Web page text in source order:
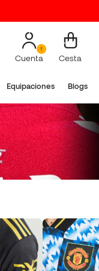
Cuenta Cesta
Equipaciones Blogs